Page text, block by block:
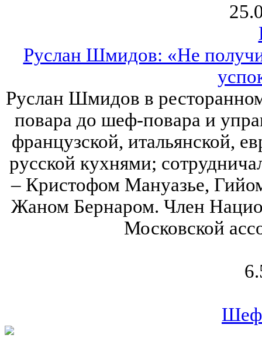
Руслан Шмидов: «Не
Руслан Шмидов в
повара до шеф-повара и
французской, итальянской,
русской кухнями;
‒ Кристофом Мануазье,
Жаном Бернаром. Член
Московской